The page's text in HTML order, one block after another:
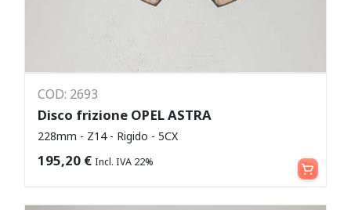
COD: 2693
Disco frizione OPEL ASTRA
228mm - Z14 - Rigido - 5CX
195,20 € Incl. IVA 22% Aggiungi al carrello